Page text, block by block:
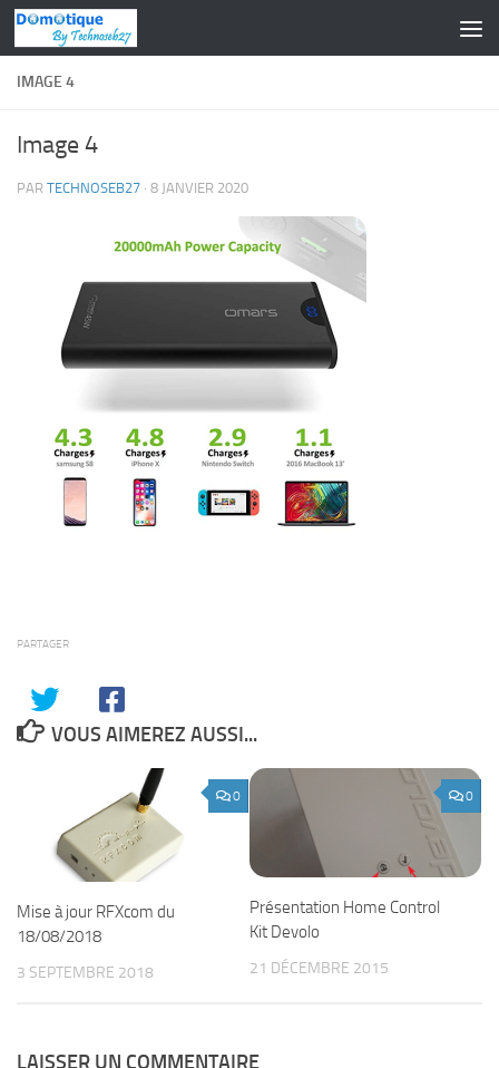
Skip to content
IMAGE 4
Image 4
PAR TECHNOSEB27 · 8 JANVIER 2020
PARTAGER
VOUS AIMEREZ AUSSI...
0
Mise à jour RFXcom du
18/08/2018
3 SEPTEMBRE 2018
0
Présentation Home Control
Kit Devolo
21 DÉCEMBRE 2015
LAISSER UN COMMENTAIRE